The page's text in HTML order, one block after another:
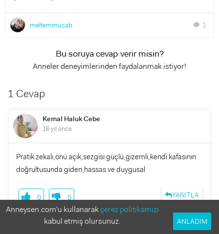
meltemmusab chat 1
Bu soruya cevap verir misin?
Anneler deneyimlerinden faydalanmak istiyor!
1 Cevap
Kemal Haluk Cebe
16 yıl önce
Pratik zekalı,önü açık,sezgisi güçlü,gizemli,kendi kafasının
doğrultusunda giden,hassas ve duygusal
YANITLA
0 0
Anneysen.com'u kullanarakçerez politikamızı
kabul etmiş olursunuz.
ANLADIM